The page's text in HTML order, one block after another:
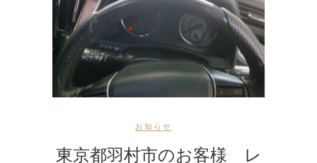
お知らせ
東京都羽村市のお客様 レ